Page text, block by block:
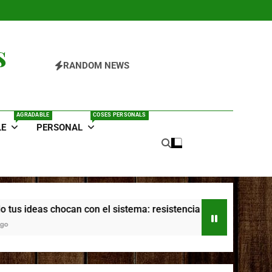
RANDOM NEWS
AGRADABLE
PERSONAL
COSES PERSONALS
con el sistema: resistencia externa, narrativa personal y